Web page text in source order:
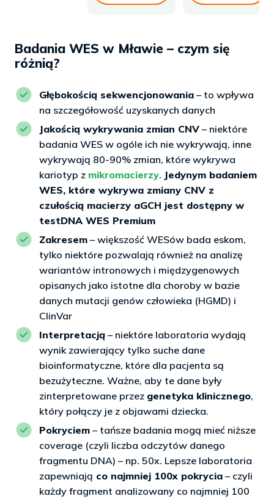
Badania WES w Mławie – czym się
różnią?
Głębokością sekwencjonowania – to wpływa
na szczegółowość uzyskanych danych
Jakością wykrywania zmian CNV – niektóre
badania WES w ogóle ich nie wykrywają, inne
wykrywają 80-90% zmian, które wykrywa
kariotyp z mikromacierzy. Jedynym badaniem
WES, które wykrywa zmiany CNV z
czułością macierzy aGCH jest dostępny w
testDNA WES Premium
Zakresem – większość WESów bada eskom,
tylko niektóre pozwalają również na analizę
wariantów intronowych i międzygenowych
opisanych jako istotne dla choroby w bazie
danych mutacji genów człowieka (HGMD) i
ClinVar
Interpretacją – niektóre laboratoria wydają
wynik zawierający tylko suche dane
bioinformatyczne, które dla pacjenta są
bezużyteczne. Ważne, aby te dane były
zinterpretowane przez genetyka klinicznego,
który połączy je z objawami dziecka.
Pokryciem – tańsze badania mogą mieć niższe
coverage (czyli liczba odczytów danego
fragmentu DNA) – np. 50x. Lepsze laboratoria
zapewniają co najmniej 100x pokrycia – czyli
każdy fragment analizowany co najmniej 100